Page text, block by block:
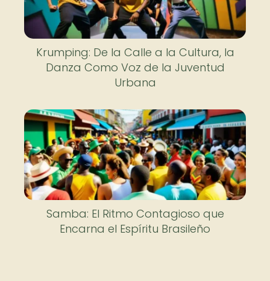
Krumping: De la Calle a la Cultura, la
Danza Como Voz de la Juventud
Urbana
Samba: El Ritmo Contagioso que
Encarna el Espíritu Brasileño